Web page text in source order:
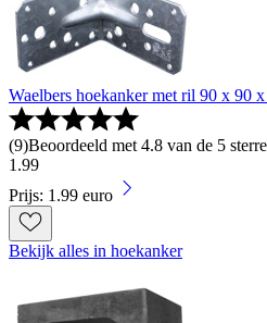
Waelbers hoekanker met ril 90 x 90
(9)Beoordeeld met 4.8 van de 5
1 .99
Prijs: 1.99 euro
Bekijk alles in hoekanker